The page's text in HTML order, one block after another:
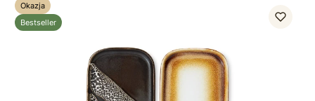
Okazja
Bestseller